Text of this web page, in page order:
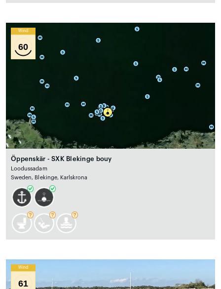
Wind
60
Öppenskär - SXK Blekinge bouy
Loodussadam
Sweden, Blekinge, Karlskrona
Wind
61